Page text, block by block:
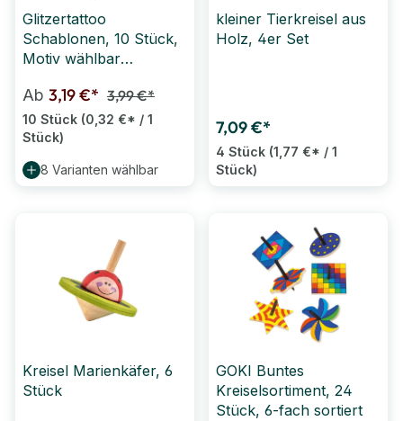
Glitzertattoo
Schablonen, 10 Stück,
Motiv wählbar
Ab 3,19 €* 3,99 €*
10 Stück (0,32 €* / 1
Stück)
8 Varianten wählbar
kleiner Tierkreisel aus
Holz, 4er Set
7,09 €*
4 Stück (1,77 €* / 1
Stück)
Kreisel Marienkäfer, 6
Stück
GOKI Buntes
Kreiselsortiment, 24
Stück, 6-fach sortiert